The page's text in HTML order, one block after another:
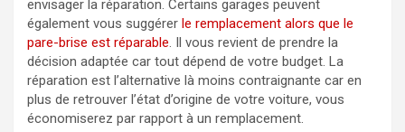
envisager la réparation. Certains garages peuvent
également vous suggérer le remplacement alors que le
pare-brise est réparable . Il vous revient de prendre la
décision adaptée car tout dépend de votre budget. La
réparation est l’alternative là moins contraignante car en
plus de retrouver l’état d’origine de votre voiture, vous
économiserez par rapport à un remplacement.